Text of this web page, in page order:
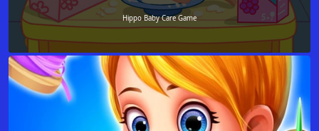
Hippo Baby Care Game